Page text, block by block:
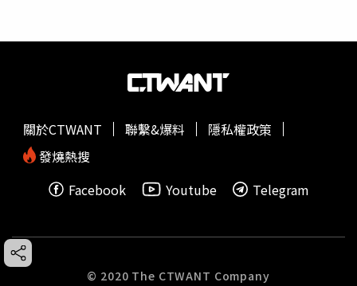
關於CTWANT 聯繫&爆料
隱私權政策
發燒熱搜
Facebook
Youtube Telegram
© 2020 The CTWANT Company